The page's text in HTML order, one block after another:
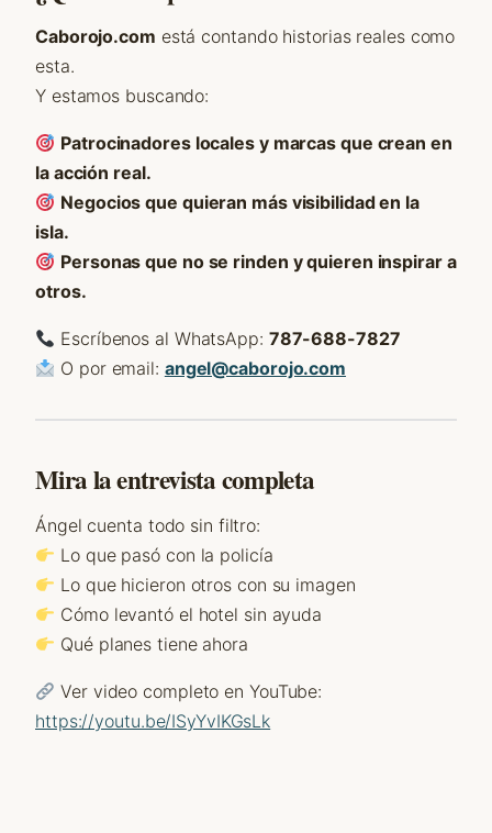
Caborojo.com está contando historias reales como
esta.
Y estamos buscando:
Patrocinadores locales y marcas que crean en
la acción real.
Negocios que quieran más visibilidad en la
isla.
Personas que no se rinden y quieren inspirar a
otros.
Escríbenos al WhatsApp: 787-688-7827
O por email: angel@caborojo.com
Mira la entrevista completa
Ángel cuenta todo sin filtro:
Lo que pasó con la policía
Lo que hicieron otros con su imagen
Cómo levantó el hotel sin ayuda
Qué planes tiene ahora
Ver video completo en YouTube:
https://youtu.be/ISyYvIKGsLk